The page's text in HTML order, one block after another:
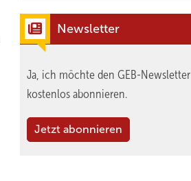
Newsletter
Ja, ich möchte den GEB-Newsletter
kostenlos abonnieren.
Jetzt abonnieren